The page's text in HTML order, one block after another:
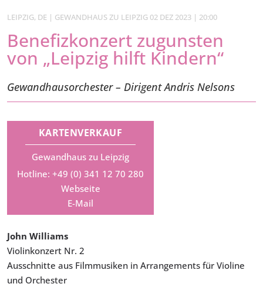
LEIPZIG, DE | GEWANDHAUS ZU LEIPZIG 02 DEZ 2023 | 20:00
Benefizkonzert zugunsten
von „Leipzig hilft Kindern“
Gewandhausorchester – Dirigent Andris Nelsons
KARTENVERKAUF
Gewandhaus zu Leipzig
Hotline: +49 (0) 341 12 70 280
Webseite
E-Mail
John Williams
Violinkonzert Nr. 2
Ausschnitte aus Filmmusiken in Arrangements für Violine
und Orchester